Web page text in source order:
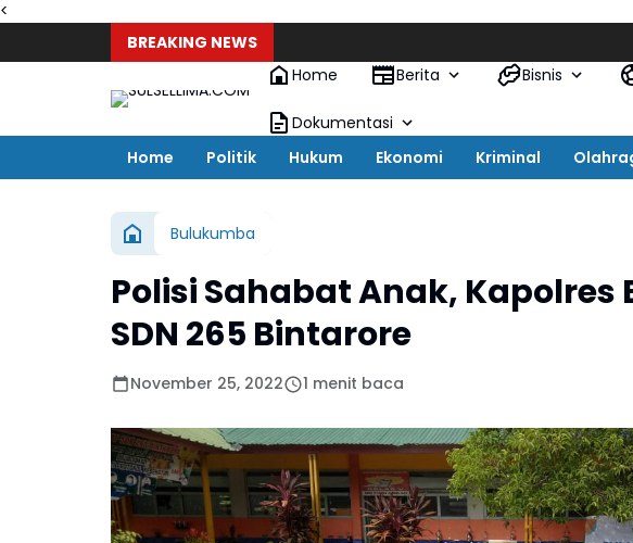
<
BREAKING NEWS
Home
Berita Bisnis
Dokumentasi
Home
Politik Hukum Ekonomi Kriminal
Bulukumba
Polisi Sahabat Anak,
SDN 265 Bintarore
November 25, 2022 1 menit baca